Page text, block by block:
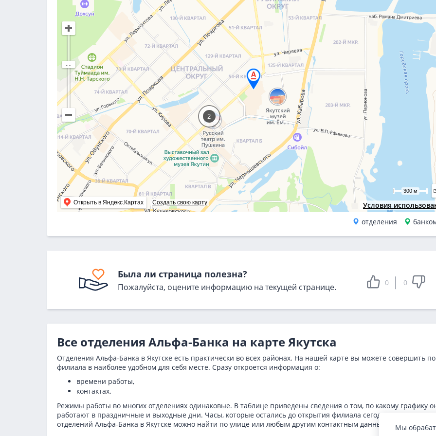
Условия
Открыть в Яндекс.Картах Создать свою карту
300 м
2
отделения
Была ли страница полезна?
Пожалуйста, оцените информацию на текущей странице. 0 0
Все отделения Альфа-Банка на карте Якутска
Отделения Альфа-Банка в Якутске есть практически во всех районах. На нашей карте вы можете совершить
филиала в наиболее удобном для себя месте. Сразу откроется информация о:
времени работы,
контактах.
Режимы работы во многих отделениях одинаковые. В таблице приведены сведения о том, по какому графику
работают в праздничные и выходные дни. Часы, которые остались до открытия филиала сегодня. Адреса
отделений Альфа-Банка в Якутске можно найти по улице или любым другим контактным данным.
Мы